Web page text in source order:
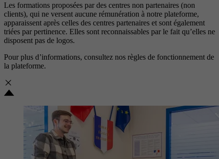
Les formations proposées par des centres non partenaires (non
clients), qui ne versent aucune rémunération à notre plateforme,
apparaissent après celles des centres partenaires et sont également
triées par pertinence. Elles sont reconnaissables par le fait qu’elles ne
disposent pas de logos.
Pour plus d’informations, consultez nos règles de fonctionnement de
la plateforme.